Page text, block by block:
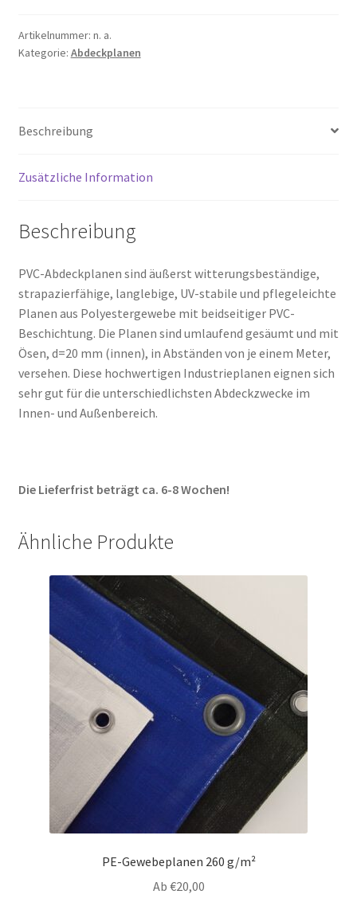
lackiert
Menge
Artikelnummer: n. a.
Kategorie: Abdeckplanen
Beschreibung
Zusätzliche Information
Beschreibung
PVC-Abdeckplanen sind äußerst witterungsbeständige,
strapazierfähige, langlebige, UV-stabile und pflegeleichte
Planen aus Polyestergewebe mit beidseitiger PVC-
Beschichtung. Die Planen sind umlaufend gesäumt und mit
Ösen, d=20 mm (innen), in Abständen von je einem Meter,
versehen. Diese hochwertigen Industrieplanen eignen sich
sehr gut für die unterschiedlichsten Abdeckzwecke im
Innen- und Außenbereich.
Die Lieferfrist beträgt ca. 6-8 Wochen!
Ähnliche Produkte
PE-Gewebeplanen 260 g/m²
Ab €20,00